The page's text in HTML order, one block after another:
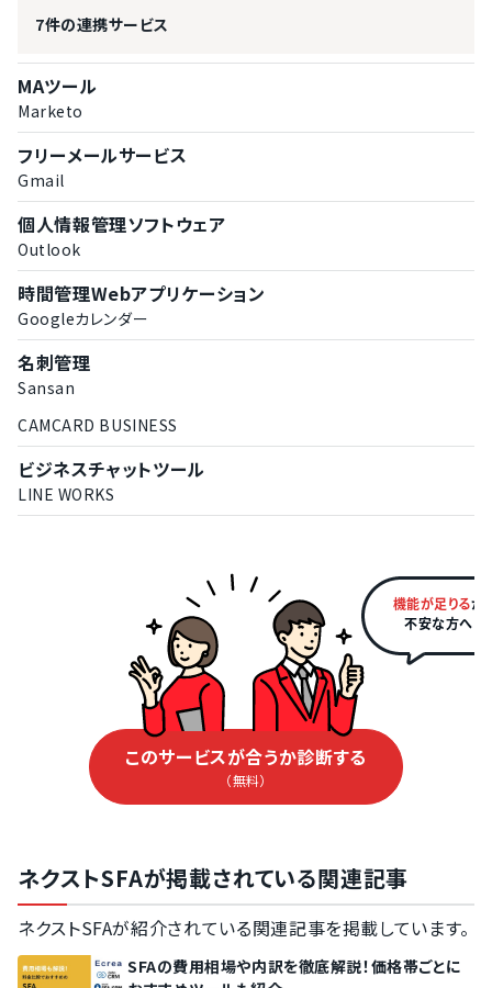
日報管理機能
マーケティング機能
リードナーチャリング機能
営業データの分析機能
リードスコアリング機能
その他機能
LINEメッセージ配信機能
SMS配信機能
データのインポート機能
アンケート作成機能
ダッシュボードのカスタマイズ対応
7件の連携サービス
MAツール
Marketo
フリーメールサービス
Gmail
個人情報管理ソフトウェア
Outlook
時間管理Webアプリケーション
Googleカレンダー
名刺管理
Sansan
CAMCARD BUSINESS
ビジネスチャットツール
LINE WORKS
機能が足りるか
不安な方へ
このサービスが合うか診断する
（無料）
ネクストSFAが掲載されている関連記事
ネクストSFAが紹介されている関連記事を掲載しています。
SFAの費用相場や内訳を徹底解説！価格帯ごとに